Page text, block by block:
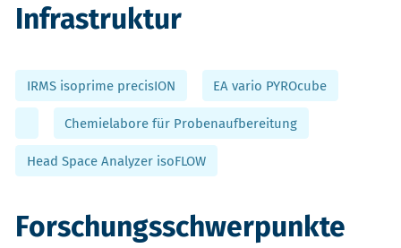
Infrastruktur
IRMS isoprime precisION EA vario PYROcube
Chemielabore für Probenaufbereitung
Head Space Analyzer isoFLOW
Forschungsschwerpunkte